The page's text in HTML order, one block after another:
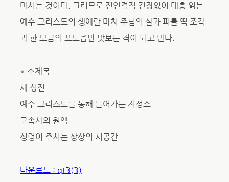
마시는 것이다. 그러므로 전인격적 긴장없이 대충 읽는
예수 그리스도의 생애란 마치 주님의 살과 피를 떡 조각
과 한 모금의 포도즙만 맛보는 격이 되고 만다.
* 소제목
새 성전
예수 그리스도를 통해 들어가는 지성소
구속사의 원액
성령이 주시는 상상의 시공간
다운로드 : qt3(3)